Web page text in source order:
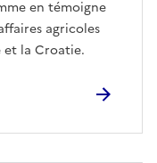
en témoigne
agricoles
et la Croatie.